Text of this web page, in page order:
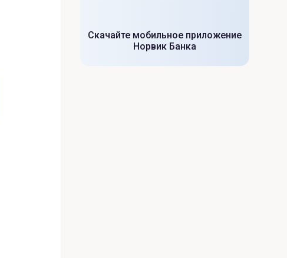
Скачайте мобильное приложение
Норвик Банка